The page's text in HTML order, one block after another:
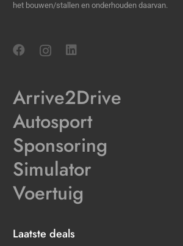
het bouwen/stallen en onderhouden daarvan.
Arrive2Drive
Autosport
Sponsoring
Simulator
Voertuig
Laatste deals